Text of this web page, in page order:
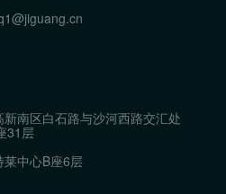
南区白石路与沙河西路交汇处
31层
中心B座6层